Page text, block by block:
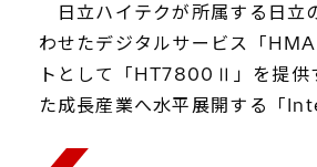
日立ハイテクが所属する日立
わせたデジタルサービス「
トとして「HT7800Ⅱ」を提供
た成長産業へ水平展開する「